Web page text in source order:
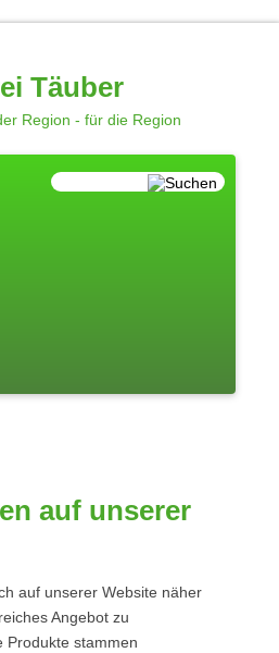
Täuber
Region - für die Region
auf unserer
auf unserer Website näher
Angebot zu
Produkte stammen